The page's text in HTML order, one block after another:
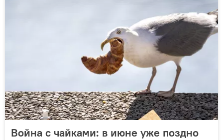
Война с чайками: в июне уже поздно